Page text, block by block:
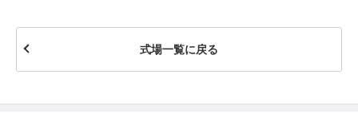
式場一覧に戻る